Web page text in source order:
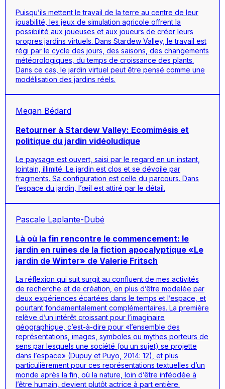
Puisqu’ils mettent le travail de la terre au centre de leur
jouabilité, les jeux de simulation agricole offrent la
possibilité aux joueuses et aux joueurs de créer leurs
propres jardins virtuels. Dans Stardew Valley, le travail est
régi par le cycle des jours, des saisons, des changements
météorologiques, du temps de croissance des plants.
Dans ce cas, le jardin virtuel peut être pensé comme une
modélisation des jardins réels.
Megan Bédard
Retourner à Stardew Valley: Ecomimésis et
politique du jardin vidéoludique
Le paysage est ouvert, saisi par le regard en un instant,
lointain, illimité. Le jardin est clos et se dévoile par
fragments. Sa configuration est celle du parcours. Dans
l’espace du jardin, l’œil est attiré par le détail.
Pascale Laplante-Dubé
Là où la fin rencontre le commencement: le
jardin en ruines de la fiction apocalyptique «Le
jardin de Winter» de Valerie Fritsch
La réflexion qui suit surgit au confluent de mes activités
de recherche et de création, en plus d’être modelée par
deux expériences écartées dans le temps et l’espace, et
pourtant fondamentalement complémentaires. La première
relève d’un intérêt croissant pour l’imaginaire
géographique, c’est-à-dire pour «l’ensemble des
représentations, images, symboles ou mythes porteurs de
sens par lesquels une société (ou un sujet) se projette
dans l’espace» (Dupuy et Puyo, 2014: 12), et plus
particulièrement pour ces représentations textuelles d’un
monde après la fin, où la nature, loin d’être inféodée à
l’être humain, devient plutôt actrice à part entière.